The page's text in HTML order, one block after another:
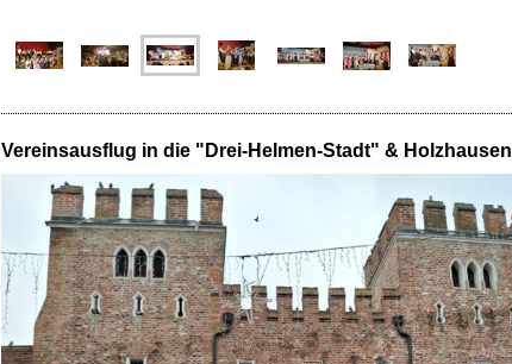
Vereinsausflug in die "Drei-Helmen-Stadt" & Holzhausen